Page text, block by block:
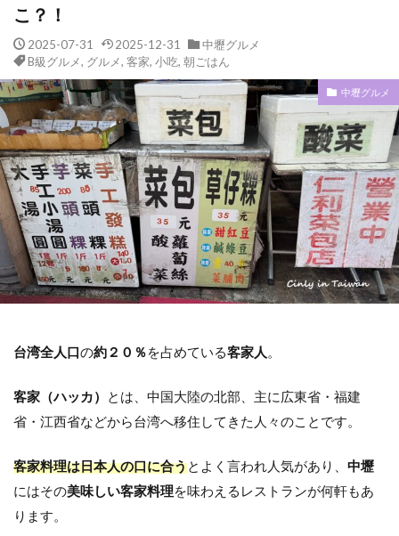
こ？！
2025-07-31 2025-12-31
中壢グルメ
B級グルメ, グルメ, 客家, 小吃, 朝ごはん
中壢グルメ
台湾全人口の約２０％を占めている客家人 。
客家（ハッカ）
とは、中国大陸の北部、主に広東省・福建
省・江西省などから台湾へ移住してきた人々のことです。
客家料理は日本人の口に合うとよく言われ人気があり、 中壢
にはその美味しい客家料理を味わえるレストランが何軒もあ
ります。
異国料理
インドネシア料理
日本食
ドリンクスタンド
チェーンストア
お土産 眷村
客家
ホテル
交通アクセス
コインロッカー
基本情報
検索